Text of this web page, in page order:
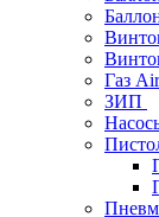
Газ
ЗИП